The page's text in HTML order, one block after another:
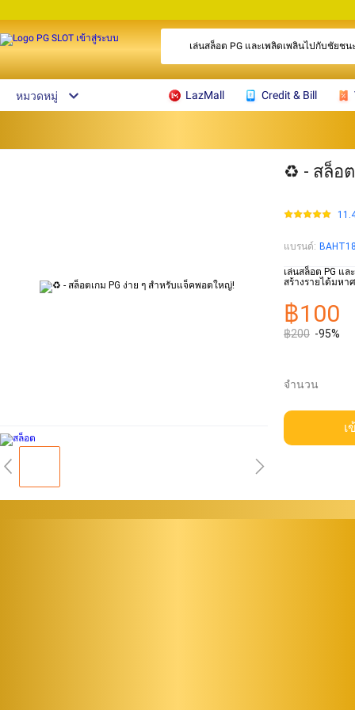
เล่นสล็อต PG และเพลิดเพลินไปกับชัยช
หมวดหมู่ LazMall Credit & Bill
♻️ - สล็อ
แบรนด์:
เล่นสล็อต PG แ
สร้างรายได้มหา
฿100
฿200 -95%
จำนวน
เ